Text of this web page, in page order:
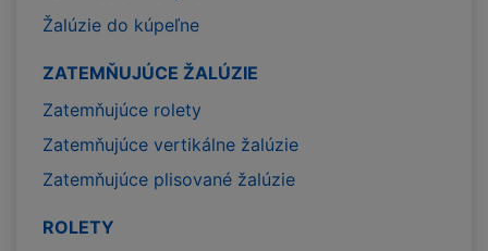
Žalúzie do kúpeľne
ZATEMŇUJÚCE ŽALÚZIE
Zatemňujúce rolety
Zatemňujúce vertikálne žalúzie
Zatemňujúce plisované žalúzie
ROLETY